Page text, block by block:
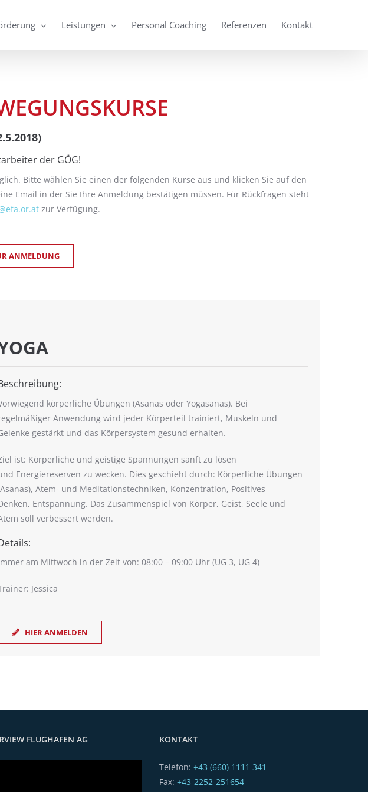
Leistungen Personal Coaching Referenzen Kontakt
der GÖG!
Bitte wählen Sie einen der folgenden Kurse aus und klicken Sie auf den
Email in der Sie Ihre Anmeldung bestätigen müssen. Für Rückfragen steht
zur Verfügung.
ANMELDUNG
körperliche Übungen (Asanas oder Yogasanas). Bei
Anwendung wird jeder Körperteil trainiert, Muskeln und
gestärkt und das Körpersystem gesund erhalten.
ist: Körperliche und geistige Spannungen sanft zu lösen
Energiereserven zu wecken. Dies geschieht durch: Körperliche Übungen
Atem- und Meditationstechniken, Konzentration, Positives
Entspannung. Das Zusammenspiel von Körper, Geist, Seele und
soll verbessert werden.
am Mittwoch in der Zeit von: 08:00 – 09:00 Uhr (UG 3, UG 4)
Jessica
HIER ANMELDEN
FLUGHAFEN AG KONTAKT
Telefon: +43 (660) 1111 341
Fax: +43-2252-251654